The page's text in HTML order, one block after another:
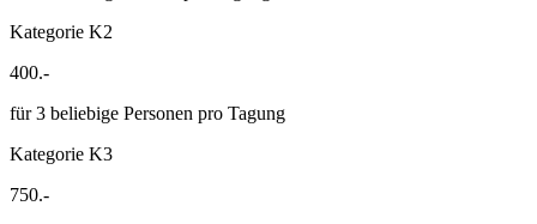
Kategorie K2
400.-
für 3 beliebige Personen pro Tagung
Kategorie K3
750.-